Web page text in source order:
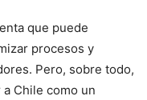
que puede
procesos y
Pero, sobre todo,
Chile como un